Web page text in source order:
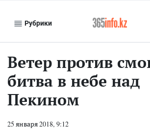
Рубрики
Ветер против
битва в небе над
Пекином
25 января 2018, 9:12